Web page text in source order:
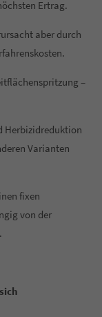
Ertrag.
aber durch
–
Herbizidreduktion
Varianten
fixen
von der